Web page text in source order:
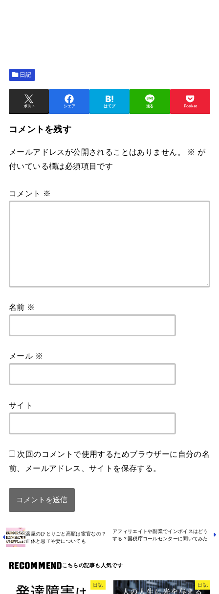
日記
ポスト シェア はてブ 送る Pocket
コメントを残す
メールアドレスが公開されることはありません。 ※ が
付いている欄は必須項目です
コメント ※
名前 ※
メール ※
サイト
次回のコメントで使用するためブラウザーに自分の名
前、メールアドレス、サイトを保存する。
薬屋のひとりごと高順は宦官なの？
正体と息子や妻についても
アフィリエイトや副業でインボイスはどう
する？国税庁コールセンターに聞いてみた
RECOMMEND
日記 日記